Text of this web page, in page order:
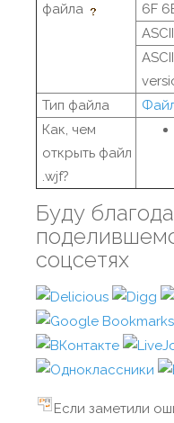
файла
6F
Тип файла
Как, чем
открыть файл
.wjf?
Буду
соцсетях
Если заметили